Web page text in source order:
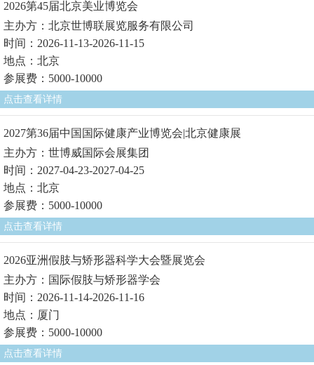
2026第45届北京美业博览会
主办方：北京世博联展览服务有限公司
时间：2026-11-13-2026-11-15
地点：北京
参展费：5000-10000
点击查看详情
2027第36届中国国际健康产业博览会|北京健康展
主办方：世博威国际会展集团
时间：2027-04-23-2027-04-25
地点：北京
参展费：5000-10000
点击查看详情
2026亚洲假肢与矫形器科学大会暨展览会
主办方：国际假肢与矫形器学会
时间：2026-11-14-2026-11-16
地点：厦门
参展费：5000-10000
点击查看详情